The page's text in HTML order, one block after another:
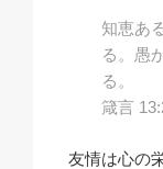
知恵あ
る。愚
る。
箴言
友情は心の